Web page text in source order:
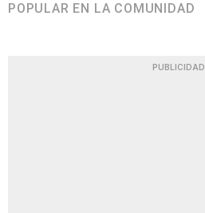
POPULAR EN LA COMUNIDAD
PUBLICIDAD